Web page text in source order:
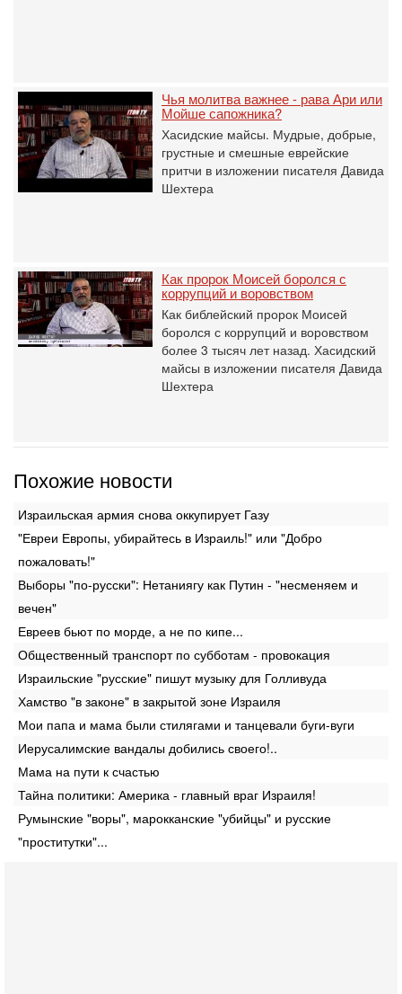
Чья молитва важнее - рава Ари или
Мойше сапожника?
Хасидские майсы. Мудрые, добрые,
грустные и смешные еврейские
притчи в изложении писателя Давида
Шехтера
Как пророк Моисей боролся с
коррупций и воровством
Как библейский пророк Моисей
боролся с коррупций и воровством
более 3 тысяч лет назад. Хасидский
майсы в изложении писателя Давида
Шехтера
Похожие новости
Израильская армия снова оккупирует Газу
"Евреи Европы, убирайтесь в Израиль!" или "Добро
пожаловать!"
Выборы "по-русски": Нетаниягу как Путин - "несменяем и
вечен"
Евреев бьют по морде, а не по кипе...
Общественный транспорт по субботам - провокация
Израильские "русские" пишут музыку для Голливуда
Хамство "в законе" в закрытой зоне Израиля
Мои папа и мама были стилягами и танцевали буги-вуги
Иерусалимские вандалы добились своего!..
Мама на пути к счастью
Тайна политики: Америка - главный враг Израиля!
Румынские "воры", марокканские "убийцы" и русские
"проститутки"...